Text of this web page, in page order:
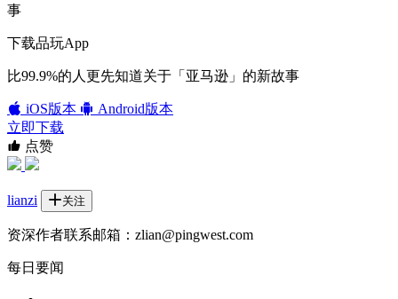
事
下载品玩App
比99.9%的人更先知道关于「亚马逊」的新故事
iOS版本
Android版本
立即下载
点赞
lianzi 关注
资深作者联系邮箱：zlian@pingwest.com
每日要闻